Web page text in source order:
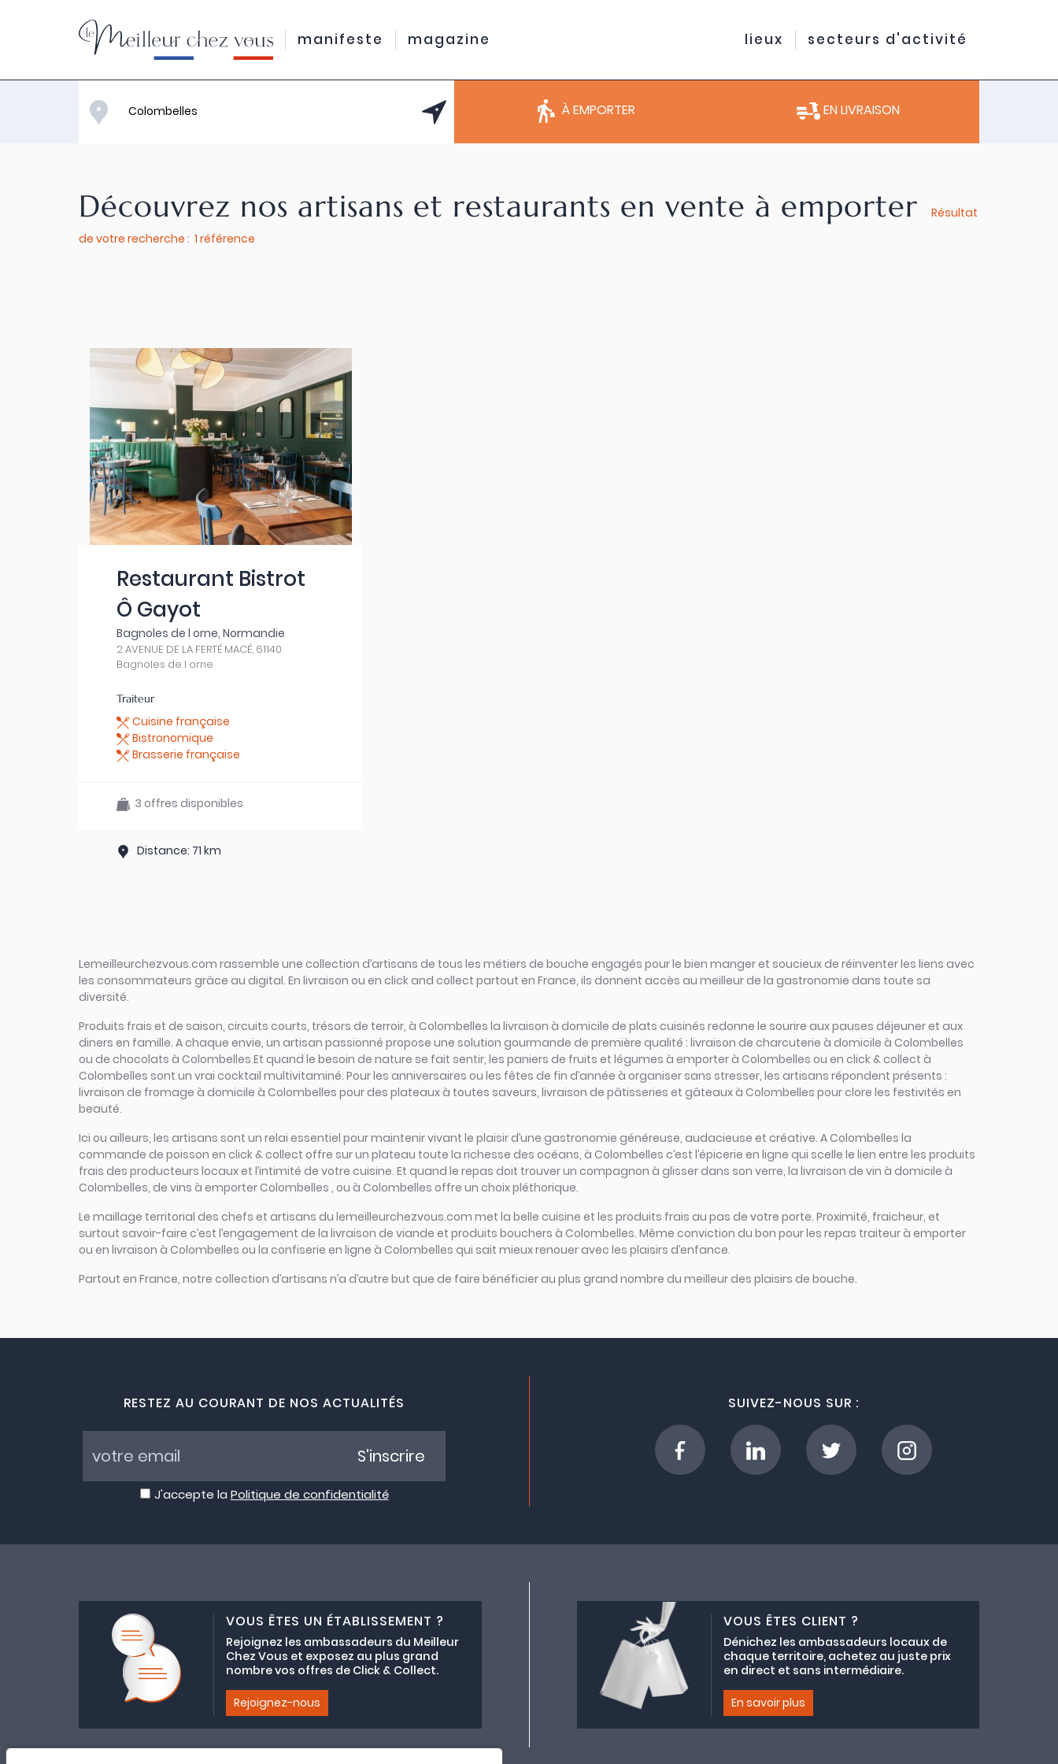
manifeste magazine lieux secteurs d'activité
À EMPORTER EN LIVRAISON
Découvrez nos artisans et restaurants en vente à emporter
Résultat
de votre recherche : 1 référence
Restaurant Bistrot
Ô Gayot
Bagnoles de l orne, Normandie
2 AVENUE DE LA FERTÉ MACÉ, 61140
Bagnoles de l orne
Traiteur
Cuisine française
Bistronomique
Brasserie française
3 offres disponibles
Distance: 71 km
Lemeilleurchezvous.com rassemble une collection d’artisans de tous les métiers de bouche engagés pour le bien manger et soucieux de réinventer les liens avec
les consommateurs grâce au digital. En livraison ou en click and collect partout en France, ils donnent accès au meilleur de la gastronomie dans toute sa
diversité.
Produits frais et de saison, circuits courts, trésors de terroir, à Colombelles la livraison à domicile de plats cuisinés redonne le sourire aux pauses déjeuner et aux
diners en famille. A chaque envie, un artisan passionné propose une solution gourmande de première qualité : livraison de charcuterie à domicile à Colombelles
ou de chocolats à Colombelles Et quand le besoin de nature se fait sentir, les paniers de fruits et légumes à emporter à Colombelles ou en click & collect à
Colombelles sont un vrai cocktail multivitaminé. Pour les anniversaires ou les fêtes de fin d’année à organiser sans stresser, les artisans répondent présents :
livraison de fromage à domicile à Colombelles pour des plateaux à toutes saveurs, livraison de pâtisseries et gâteaux à Colombelles pour clore les festivités en
beauté.
Ici ou ailleurs, les artisans sont un relai essentiel pour maintenir vivant le plaisir d’une gastronomie généreuse, audacieuse et créative. A Colombelles la
commande de poisson en click & collect offre sur un plateau toute la richesse des océans, à Colombelles c’est l’épicerie en ligne qui scelle le lien entre les produits
frais des producteurs locaux et l’intimité de votre cuisine. Et quand le repas doit trouver un compagnon à glisser dans son verre, la livraison de vin à domicile à
Colombelles, de vins à emporter Colombelles , ou à Colombelles offre un choix pléthorique.
Le maillage territorial des chefs et artisans du lemeilleurchezvous.com met la belle cuisine et les produits frais au pas de votre porte. Proximité, fraicheur, et
surtout savoir-faire c’est l’engagement de la livraison de viande et produits bouchers à Colombelles. Même conviction du bon pour les repas traiteur à emporter
ou en livraison à Colombelles ou la confiserie en ligne à Colombelles qui sait mieux renouer avec les plaisirs d’enfance.
Partout en France, notre collection d’artisans n’a d’autre but que de faire bénéficier au plus grand nombre du meilleur des plaisirs de bouche.
RESTEZ AU COURANT DE NOS ACTUALITÉS
J'accepte la Politique de confidentialité
S'inscrire
SUIVEZ-NOUS SUR :
VOUS ÊTES UN ÉTABLISSEMENT ?
Rejoignez les ambassadeurs du Meilleur
Chez Vous et exposez au plus grand
nombre vos offres de Click & Collect.
Rejoignez-nous
VOUS ÊTES CLIENT ?
Dénichez les ambassadeurs locaux de
chaque territoire, achetez au juste prix
en direct et sans intermédiaire.
En savoir plus